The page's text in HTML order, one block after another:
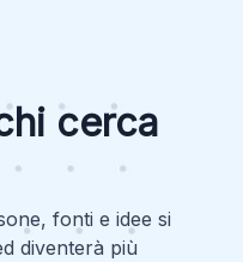
cerca
fonti e idee si
diventerà più